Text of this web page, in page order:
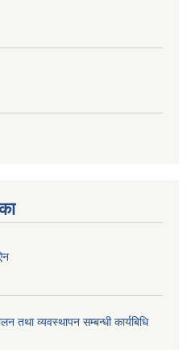
तथा व्यवस्थापन सम्बन्धी कार्यबिधि